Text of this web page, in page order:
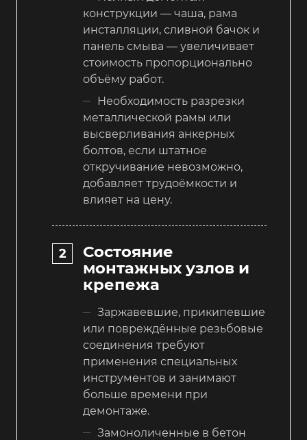
конструкции — чаша, рама
инсталляции, сливной бачок и
панель смыва — увеличивает
стоимость пропорционально
объёму работ.
Необходимость разрезки
металлической рамы или
высверливания анкерных
болтов, если штатное
откручивание невозможно,
добавляет трудоёмкости и
влияет на цену.
Состояние
монтажных узлов и
крепежа
Заржавевшие, прикипевшие
или повреждённые резьбовые
соединения требуют
применения специальных
инструментов и занимают
больше времени при
демонтаже.
Замоноличенные в бетон